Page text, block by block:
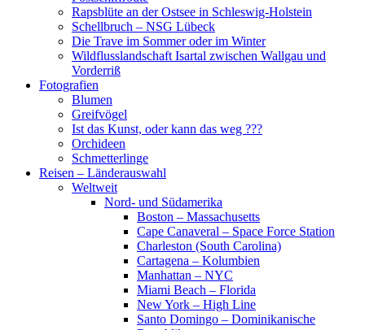
Rapsblüte an der Ostsee in Schleswig-Holstein
Schellbruch – NSG Lübeck
Die Trave im Sommer oder im Winter
Wildflusslandschaft Isartal zwischen Wallgau und
Vorderriß
Fotografien
Blumen
Greifvögel
Ist das Kunst, oder kann das weg ???
Orchideen
Schmetterlinge
Reisen – Länderauswahl
Weltweit
Nord- und Südamerika
Boston – Massachusetts
Cape Canaveral – Space Force Station
Charleston (South Carolina)
Cartagena – Kolumbien
Manhattan – NYC
Miami Beach – Florida
New York – High Line
Santo Domingo – Dominikanische